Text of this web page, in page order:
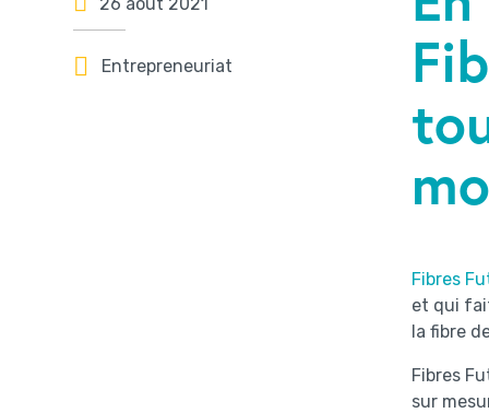
Entrepreneuriat
Fibres
et qui
la fibre
Fibres
sur